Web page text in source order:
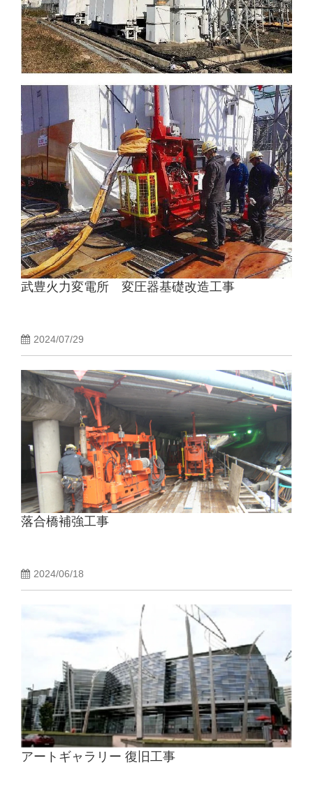
武豊火力変電所 変圧器基礎改造工事
2024/07/29
落合橋補強工事
2024/06/18
アートギャラリー 復旧工事